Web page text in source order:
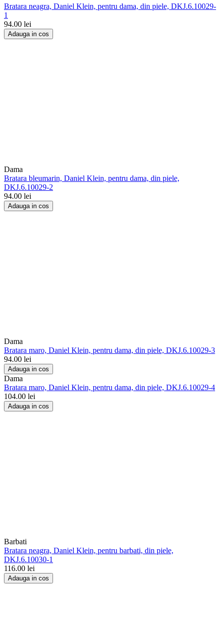
Bratara neagra, Daniel Klein, pentru dama, din piele, DKJ.6.10029-
1
94.00 lei
Adauga in cos
Dama
Bratara bleumarin, Daniel Klein, pentru dama, din piele,
DKJ.6.10029-2
94.00 lei
Adauga in cos
Dama
Bratara maro, Daniel Klein, pentru dama, din piele, DKJ.6.10029-3
94.00 lei
Adauga in cos
Dama
Bratara maro, Daniel Klein, pentru dama, din piele, DKJ.6.10029-4
104.00 lei
Adauga in cos
Barbati
Bratara neagra, Daniel Klein, pentru barbati, din piele,
DKJ.6.10030-1
116.00 lei
Adauga in cos